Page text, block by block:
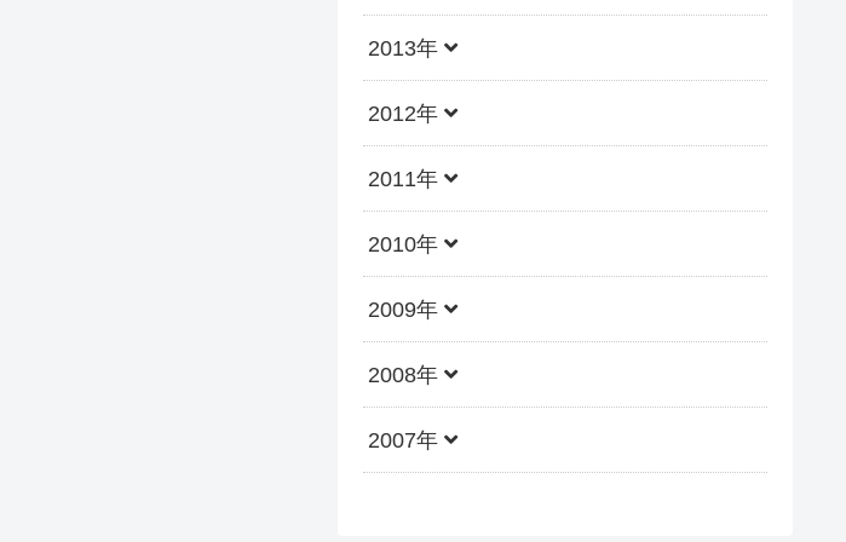
2013年
2012年
2011年
2010年
2009年
2008年
2007年